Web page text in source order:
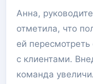
Анна,
отметила, что
ей
с клиентами.
команда